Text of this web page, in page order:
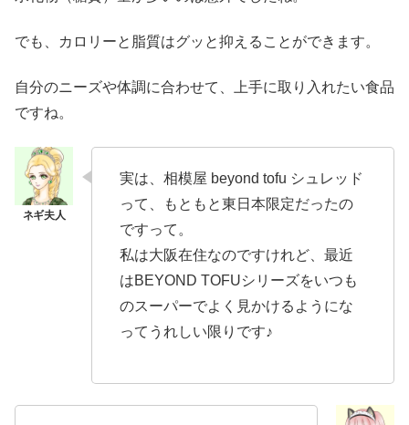
でも、カロリーと脂質はグッと抑えることができます。
自分のニーズや体調に合わせて、上手に取り入れたい食品
ですね。
実は、相模屋 beyond tofu シュレッド
って、もともと東日本限定だったの
ですって。
私は大阪在住なのですけれど、最近
はBEYOND TOFUシリーズをいつも
のスーパーでよく見かけるようにな
ってうれしい限りです♪